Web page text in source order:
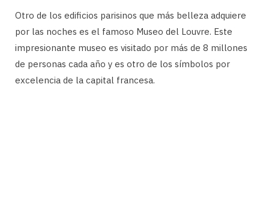
Otro de los edificios parisinos que más belleza adquiere
por las noches es el famoso Museo del Louvre. Este
impresionante museo es visitado por más de 8 millones
de personas cada año y es otro de los símbolos por
excelencia de la capital francesa.